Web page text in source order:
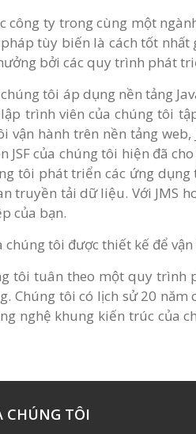
công ty trong cùng một
tùy biến là cách tốt
bởi các quy trình phát
tôi áp dụng nền tảng
trình viên của chúng tôi
vận hành trên nền tảng
JSF của chúng tôi hiện đã
tôi phát triển các ứng
truyền tải dữ liệu. Với JMS
của bạn.
chúng tôi được thiết kế để
tôi tuân theo một quy trình
Chúng tôi có lịch sử 20
nghệ khung kiến trúc của
CHÚNG TÔI